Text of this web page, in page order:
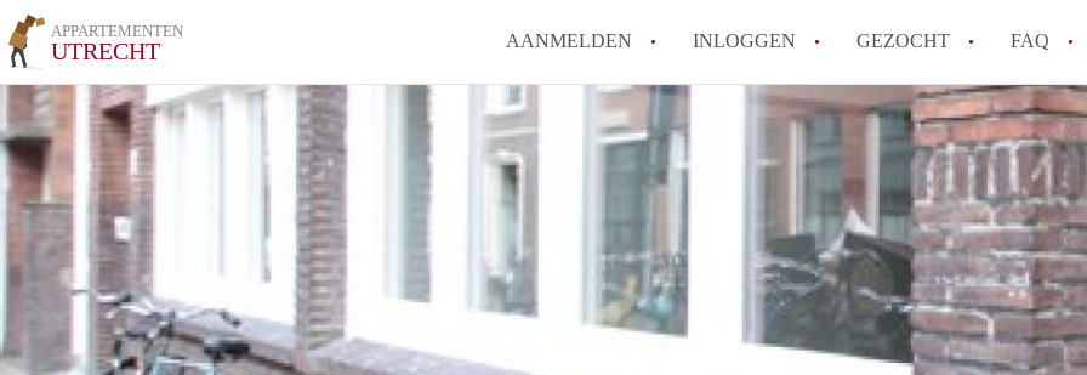
APPARTEMENTEN
UTRECHT AANMELDEN INLOGGEN GEZOCHT FAQ
How to translate AppartementenUtrecht!
Wat is AppartementenUtrecht?
Wat is de privacyverklaring van
Berekent AppartementenUtrecht
makelaarsvergoeding/
Is AppartementenUtrecht
Appartement / Appartementen in Utrecht?